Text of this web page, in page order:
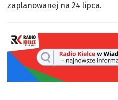
zaplanowanej na 24 lipca.